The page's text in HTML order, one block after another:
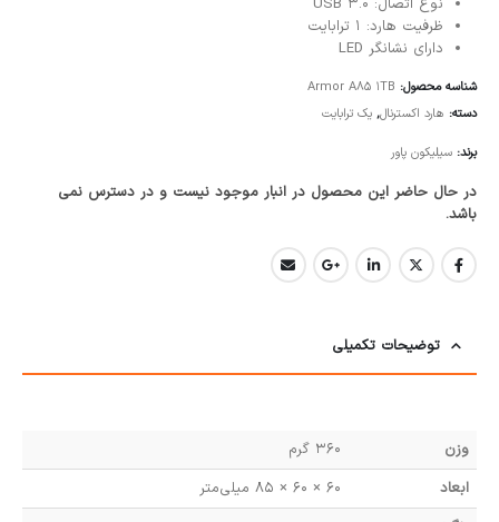
نوع اتصال: USB 3.0
ظرفیت هارد: 1 ترابایت
دارای نشانگر LED
شناسه محصول: Armor A85 1TB
دسته: هارد اکسترنال, یک ترابایت
برند: سیلیکون پاور
در حال حاضر این محصول در انبار موجود نیست و در دسترس نمی
باشد.
توضیحات تکمیلی
وزن
360 گرم
ابعاد
60 × 60 × 85 میلی‌متر